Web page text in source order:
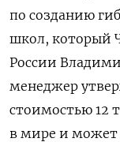
по созданию
школ, который
России
менеджер
стоимостью 12
в мире и может